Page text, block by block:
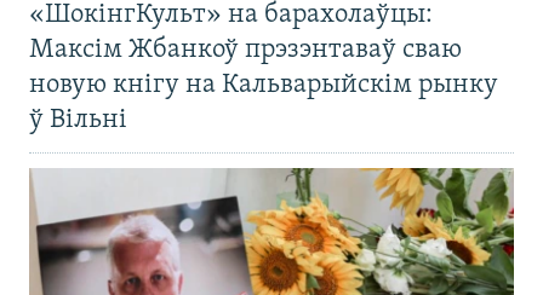
«ШокінгКульт» на барахолаўцы:
Максім Жбанкоў прэзэнтаваў сваю
новую кнігу на Кальварыйскім рынку
ў Вільні